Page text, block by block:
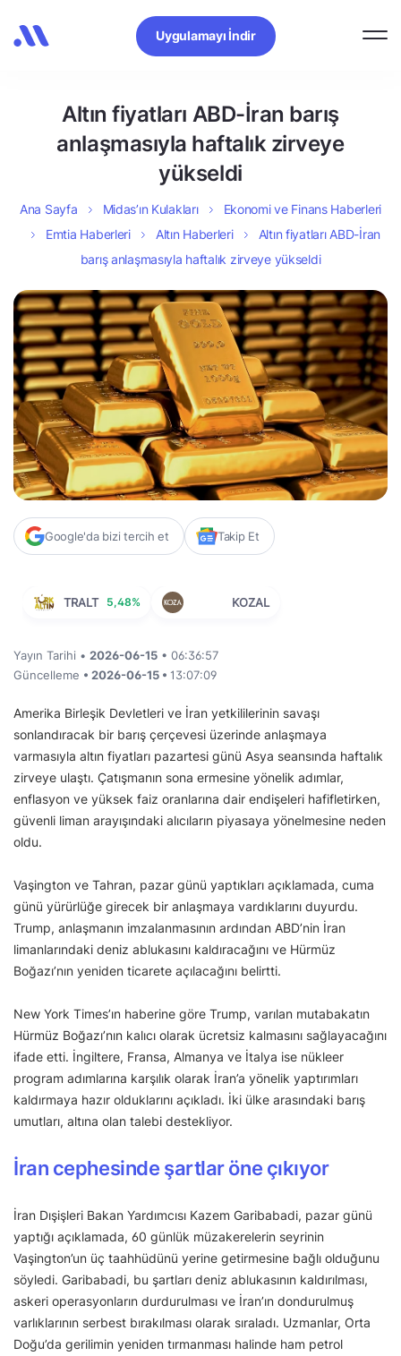
Uygulamayı İndir
Altın fiyatları ABD-İran barış
anlaşmasıyla haftalık zirveye
yükseldi
Ana Sayfa Midas’ın Kulakları
Ekonomi ve Finans Haberleri
Emtia Haberleri
Altın Haberleri
Altın fiyatları ABD-İran
barış anlaşmasıyla haftalık zirveye yükseldi
Google'da bizi tercih et Takip Et
TRALT 5,48% KOZAL
Yayın Tarihi • 2026-06-15 • 06:36:57
Güncelleme • 2026-06-15 • 13:07:09
Amerika Birleşik Devletleri ve İran yetkililerinin savaşı
sonlandıracak bir barış çerçevesi üzerinde anlaşmaya
varmasıyla altın fiyatları pazartesi günü Asya seansında haftalık
zirveye ulaştı. Çatışmanın sona ermesine yönelik adımlar,
enflasyon ve yüksek faiz oranlarına dair endişeleri hafifletirken,
güvenli liman arayışındaki alıcıların piyasaya yönelmesine neden
oldu.
Vaşington ve Tahran, pazar günü yaptıkları açıklamada, cuma
günü yürürlüğe girecek bir anlaşmaya vardıklarını duyurdu.
Trump, anlaşmanın imzalanmasının ardından ABD’nin İran
limanlarındaki deniz ablukasını kaldıracağını ve Hürmüz
Boğazı’nın yeniden ticarete açılacağını belirtti.
New York Times’ın haberine göre Trump, varılan mutabakatın
Hürmüz Boğazı’nın kalıcı olarak ücretsiz kalmasını sağlayacağını
ifade etti. İngiltere, Fransa, Almanya ve İtalya ise nükleer
program adımlarına karşılık olarak İran’a yönelik yaptırımları
kaldırmaya hazır olduklarını açıkladı. İki ülke arasındaki barış
umutları, altına olan talebi destekliyor.
İran cephesinde şartlar öne çıkıyor
İran Dışişleri Bakan Yardımcısı Kazem Garibabadi, pazar günü
yaptığı açıklamada, 60 günlük müzakerelerin seyrinin
Vaşington’un üç taahhüdünü yerine getirmesine bağlı olduğunu
söyledi. Garibabadi, bu şartları deniz ablukasının kaldırılması,
askeri operasyonların durdurulması ve İran’ın dondurulmuş
varlıklarının serbest bırakılması olarak sıraladı. Uzmanlar, Orta
Doğu’da gerilimin yeniden tırmanması halinde ham petrol